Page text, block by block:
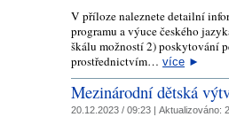
V příloze naleznete detailní
programu a výuce českého
škálu možností 2) poskytování
prostřednictvím… více ►
Mezinárodní dětská
20.12.2023 / 09:23 | Aktualizováno: